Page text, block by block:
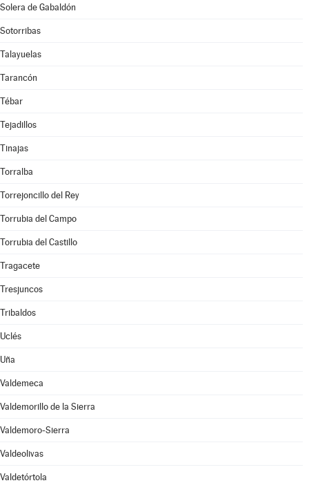
Solera de Gabaldón
Sotorribas
Talayuelas
Tarancón
Tébar
Tejadillos
Tinajas
Torralba
Torrejoncillo del Rey
Torrubia del Campo
Torrubia del Castillo
Tragacete
Tresjuncos
Tribaldos
Uclés
Uña
Valdemeca
Valdemorillo de la Sierra
Valdemoro-Sierra
Valdeolivas
Valdetórtola